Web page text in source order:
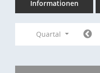
Informationen
Quartal